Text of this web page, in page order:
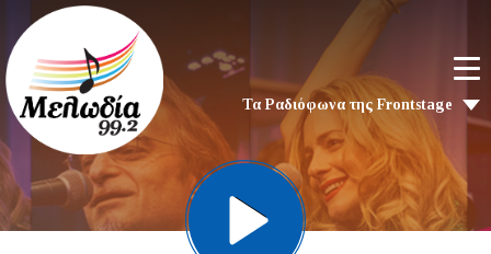
Τα Ραδιόφωνα της Frontstage